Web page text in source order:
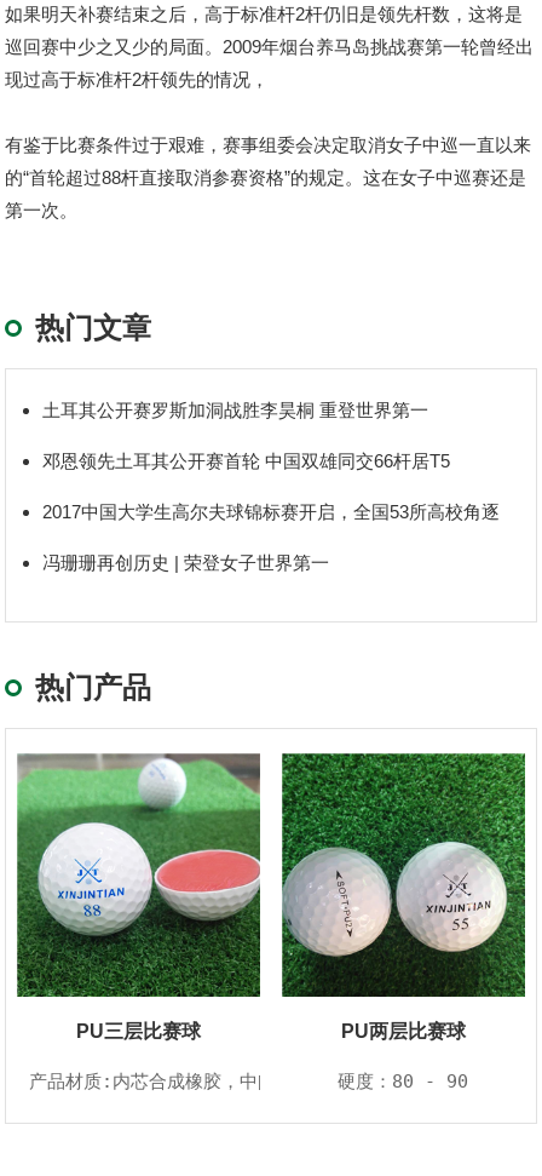
如果明天补赛结束之后，高于标准杆2杆仍旧是领先杆数，这将是
巡回赛中少之又少的局面。2009年烟台养马岛挑战赛第一轮曾经出
现过高于标准杆2杆领先的情况，
有鉴于比赛条件过于艰难，赛事组委会决定取消女子中巡一直以来
的“首轮超过88杆直接取消参赛资格”的规定。这在女子中巡赛还是
第一次。
热门文章
土耳其公开赛罗斯加洞战胜李昊桐 重登世界第一
邓恩领先土耳其公开赛首轮 中国双雄同交66杆居T5
2017中国大学生高尔夫球锦标赛开启，全国53所高校角逐
冯珊珊再创历史 | 荣登女子世界第一
热门产品
PU三层比赛球
产品材质:内芯合成橡胶，中间层树脂，外皮urethane
PU两层比赛球
硬度：80 - 90